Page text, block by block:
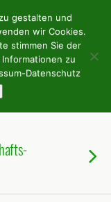
e.V.
gestalten und
wir Cookies.
stimmen Sie der
zu
Datenschutz